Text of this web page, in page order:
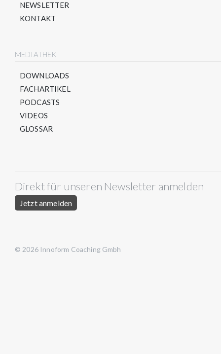
NEWSLETTER
KONTAKT
MEDIATHEK
DOWNLOADS
FACHARTIKEL
PODCASTS
VIDEOS
GLOSSAR
Direkt für unseren Newsletter anmelden
Jetzt anmelden
© 2026 Innoform Coaching Gmbh